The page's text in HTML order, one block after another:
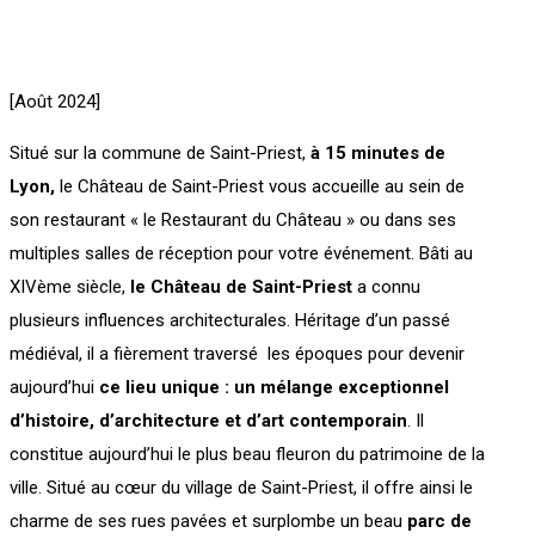
[Août 2024]
Situé sur la commune de Saint-Priest, à 15 minutes de
Lyon, le Château de Saint-Priest vous accueille au sein de
son restaurant « le Restaurant du Château » ou dans ses
multiples salles de réception pour votre événement. Bâti au
XIVème siècle, le Château de Saint-Priest a connu
plusieurs influences architecturales. Héritage d’un passé
médiéval, il a fièrement traversé les époques pour devenir
aujourd’hui ce lieu unique : un mélange exceptionnel
d’histoire, d’architecture et d’art contemporain. Il
constitue aujourd’hui le plus beau fleuron du patrimoine de la
ville. Situé au cœur du village de Saint-Priest, il offre ainsi le
charme de ses rues pavées et surplombe un beau parc de